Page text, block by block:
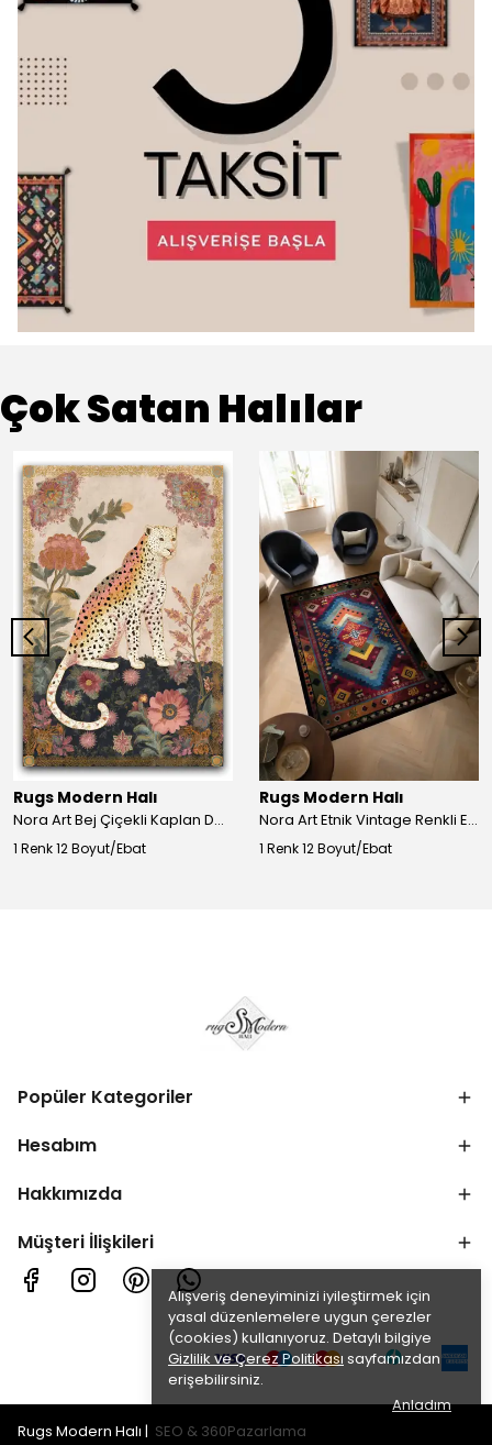
Alışveriş deneyiminizi iyileştirmek için
yasal düzenlemelere uygun çerezler
(cookies) kullanıyoruz. Detaylı bilgiye
Gizlilik ve Çerez Politikası sayfamızdan
erişebilirsiniz.
Anladım
Çok Satan Halılar
Rugs Modern Halı
Nora Art Bej Çiçekli Kaplan Desenli Dokuma Taban Dekoratif Salon Halısı 61
1 Renk 12 Boyut/Ebat
Rugs Modern Halı
Nora Art Etnik Vintage Renkli Eskitme Dokuma Taban Dekoratif Salon Halısı 63
1 Renk 12 Boyut/Ebat
Popüler Kategoriler
Hesabım
Hakkımızda
Müşteri İlişkileri
Rugs Modern Halı | SEO & 360Pazarlama